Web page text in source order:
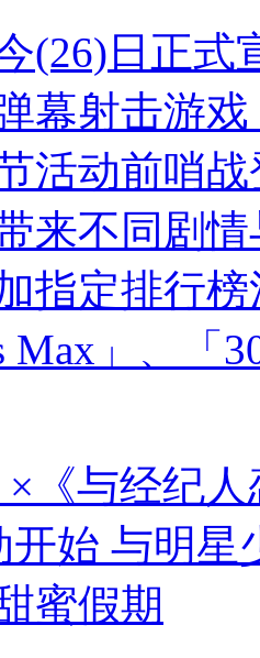
(26)日正式
幕射击游
活动前哨
来不同剧
指定排行
Max」、